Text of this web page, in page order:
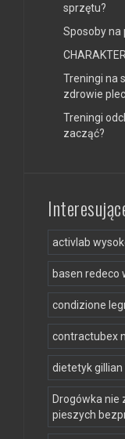
sprzętu?
Sposoby na
Treningi na
zdrowie
Treningi
zacząć?
activlab
basen redeco
condizione
contractubex
dietetyk
Drogówka nie
pieszych